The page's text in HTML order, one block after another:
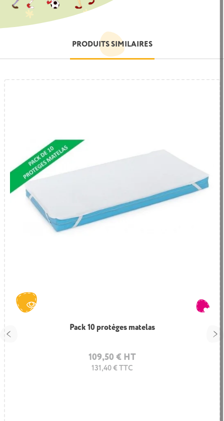
PRODUITS SIMILAIRES
Pack 10 protèges matelas
109,50 € HT
131,40 € TTC